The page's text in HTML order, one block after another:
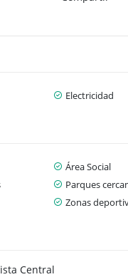
Electricidad
Área Social
Parques
Zonas
Central